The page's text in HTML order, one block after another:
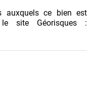
auxquels ce bien est
site Géorisques :